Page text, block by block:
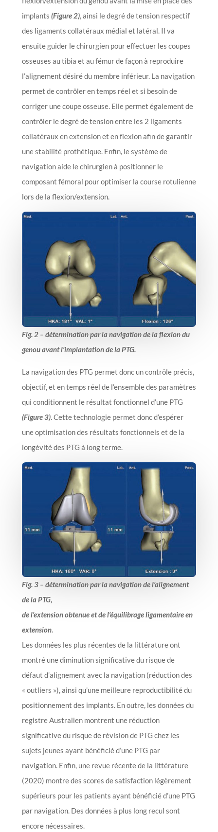
implants (Figure 2), ainsi le degré de tension respectif
des ligaments collatéraux médial et latéral. Il va
ensuite guider le chirurgien pour effectuer les coupes
osseuses au tibia et au fémur de façon à reproduire
l’alignement désiré du membre inférieur. La navigation
permet de contrôler en temps réel et si besoin de
corriger une coupe osseuse. Elle permet également de
contrôler le degré de tension entre les 2 ligaments
collatéraux en extension et en flexion afin de garantir
une stabilité prothétique. Enfin, le système de
navigation aide le chirurgien à positionner le
composant fémoral pour optimiser la course rotulienne
lors de la flexion/extension.
Fig. 2 – détermination par la navigation de la flexion du
genou avant l’implantation de la PTG.
La navigation des PTG permet donc un contrôle précis,
objectif, et en temps réel de l’ensemble des paramètres
qui conditionnent le résultat fonctionnel d’une PTG
(Figure 3). Cette technologie permet donc d’espérer
une optimisation des résultats fonctionnels et de la
longévité des PTG à long terme.
Fig. 3 – détermination par la navigation de l’alignement
de la PTG,
de l’extension obtenue et de l’équilibrage ligamentaire en
extension.
Les données les plus récentes de la littérature ont
montré une diminution significative du risque de
défaut d’alignement avec la navigation (réduction des
« outliers »), ainsi qu’une meilleure reproductibilité du
positionnement des implants. En outre, les données du
registre Australien montrent une réduction
significative du risque de révision de PTG chez les
sujets jeunes ayant bénéficié d’une PTG par
navigation. Enfin, une revue récente de la littérature
(2020) montre des scores de satisfaction légèrement
supérieurs pour les patients ayant bénéficié d’une PTG
par navigation. Des données à plus long recul sont
encore nécessaires.